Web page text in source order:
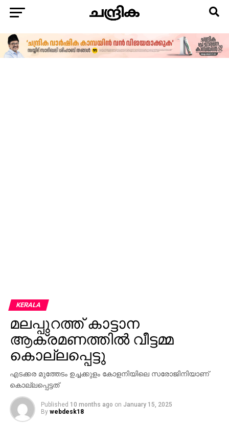
KERALA
മലപ്പുറത്ത് കാട്ടാന
ആക്രമണത്തില്‍ വീട്ടമ്മ
കൊല്ലപ്പെട്ടു
എടക്കര മുത്തേടം ഉച്ചക്കുളം കോളനിയിലെ സരോജിനിയാണ്
കൊല്ലപ്പെട്ടത്
Published 10 months ago on January 15, 2025
By webdesk18